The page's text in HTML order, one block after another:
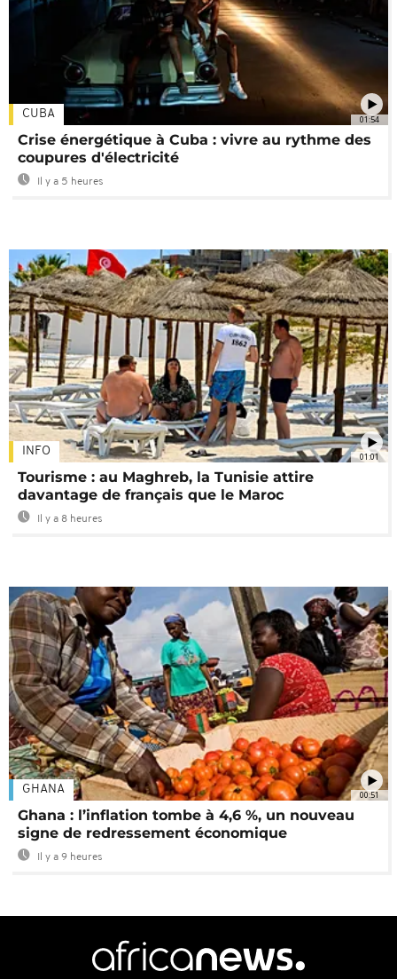
01:54
CUBA
Crise énergétique à Cuba : vivre au rythme des
coupures d'électricité
Il y a 5 heures
01:01
INFO
Tourisme : au Maghreb, la Tunisie attire
davantage de français que le Maroc
Il y a 8 heures
00:51
GHANA
Ghana : l’inflation tombe à 4,6 %, un nouveau
signe de redressement économique
Il y a 9 heures